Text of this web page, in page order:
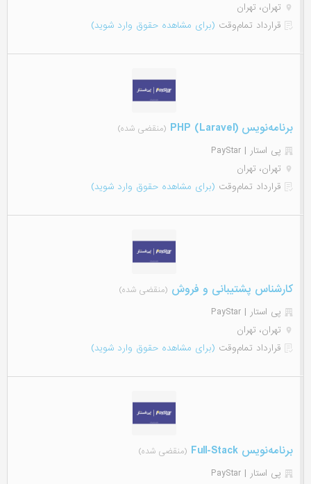
تهران، تهران
قرارداد تمام‌وقت (برای مشاهده حقوق وارد شوید)
برنامه‌نویس (PHP (Laravel (منقضی شده)
پی استار | PayStar
تهران، تهران
قرارداد تمام‌وقت (برای مشاهده حقوق وارد شوید)
کارشناس پشتیبانی و فروش (منقضی شده)
پی استار | PayStar
تهران، تهران
قرارداد تمام‌وقت (برای مشاهده حقوق وارد شوید)
برنامه‌نویس Full-Stack (منقضی شده)
پی استار | PayStar